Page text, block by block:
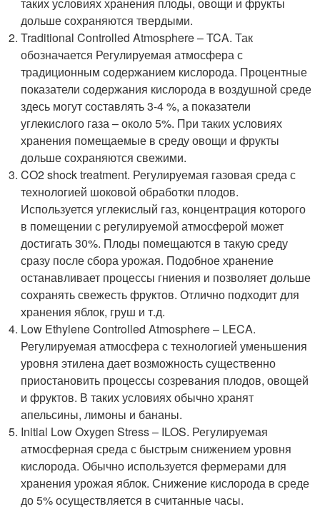
дольше сохраняются твердыми.
Traditional Controlled Atmosphere – TCA. Так
обозначается Регулируемая атмосфера с
традиционным содержанием кислорода. Процентные
показатели содержания кислорода в воздушной среде
здесь могут составлять 3-4 %, а показатели
углекислого газа – около 5%. При таких условиях
хранения помещаемые в среду овощи и фрукты
дольше сохраняются свежими.
CO2 shock treatment. Регулируемая газовая среда с
технологией шоковой обработки плодов.
Используется углекислый газ, концентрация которого
в помещении с регулируемой атмосферой может
достигать 30%. Плоды помещаются в такую среду
сразу после сбора урожая. Подобное хранение
останавливает процессы гниения и позволяет дольше
сохранять свежесть фруктов. Отлично подходит для
хранения яблок, груш и т.д.
Low Ethylene Controlled Atmosphere – LECA.
Регулируемая атмосфера с технологией уменьшения
уровня этилена дает возможность существенно
приостановить процессы созревания плодов, овощей
и фруктов. В таких условиях обычно хранят
апельсины, лимоны и бананы.
Initial Low Oxygen Stress – ILOS. Регулируемая
атмосферная среда с быстрым снижением уровня
кислорода. Обычно используется фермерами для
хранения урожая яблок. Снижение кислорода в среде
до 5% осуществляется в считанные часы.